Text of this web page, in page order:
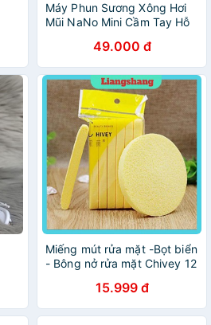
Máy Phun Sương Xông Hơi
Mũi NaNo Mini Cầm Tay Hỗ
49.000 đ
Miếng mút rửa mặt -Bọt biển
- Bông nở rửa mặt Chivey 12
15.999 đ